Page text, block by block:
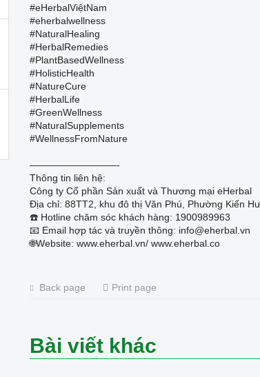
#eHerbalViệtNam
#eherbalwellness
#NaturalHealing
#HerbalRemedies
#PlantBasedWellness
#HolisticHealth
#NatureCure
#HerbalLife
#GreenWellness
#NaturalSupplements
#WellnessFromNature
—————————-
Thông tin liên hệ:
Công ty Cổ phần Sản xuất và Thương mại eHerbal
Địa chỉ: 88TT2, khu đô thị Văn Phú, Phường Kiến
☎️ Hotline chăm sóc khách hàng: 1900989963
📧 Email hợp tác và truyền thông: info@eherbal.vn
🌐Website: www.eherbal.vn/ www.eherbal.co
Back page Print page
Bài viết khác